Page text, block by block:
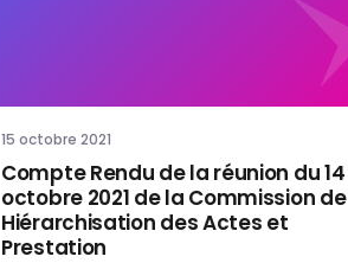
15 octobre 2021
Compte Rendu de la réunion du 14
octobre 2021 de la Commission de
Hiérarchisation des Actes et
Prestation